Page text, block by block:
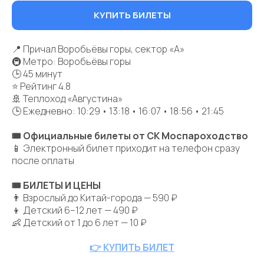
КУПИТЬ БИЛЕТЫ
📍 Причал Воробьёвы горы, сектор «А»
🚇 Метро: Воробьёвы горы
🕒 45 минут
⭐ Рейтинг 4.8
🚢 Теплоход «Августина»
🕒 Ежедневно: 10:29 • 13:18 • 16:07 • 18:56 • 21:45
🎟 Официальные билеты от СК Моспароходство
📱 Электронный билет приходит на телефон сразу
после оплаты
🎟 БИЛЕТЫ И ЦЕНЫ
👨 Взрослый до Китай-города — 590 ₽
👦 Детский 6–12 лет — 490 ₽
👶 Детский от 1 до 6 лет — 10 ₽
👉 КУПИТЬ БИЛЕТ